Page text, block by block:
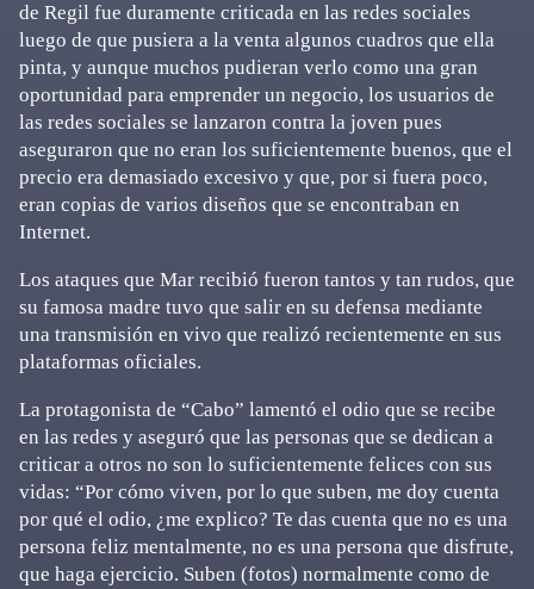
de Regil fue duramente criticada en las redes sociales
luego de que pusiera a la venta algunos cuadros que ella
pinta, y aunque muchos pudieran verlo como una gran
oportunidad para emprender un negocio, los usuarios de
las redes sociales se lanzaron contra la joven pues
aseguraron que no eran los suficientemente buenos, que el
precio era demasiado excesivo y que, por si fuera poco,
eran copias de varios diseños que se encontraban en
Internet.
Los ataques que Mar recibió fueron tantos y tan rudos, que
su famosa madre tuvo que salir en su defensa mediante
una transmisión en vivo que realizó recientemente en sus
plataformas oficiales.
La protagonista de “Cabo” lamentó el odio que se recibe
en las redes y aseguró que las personas que se dedican a
criticar a otros no son lo suficientemente felices con sus
vidas: “Por cómo viven, por lo que suben, me doy cuenta
por qué el odio, ¿me explico? Te das cuenta que no es una
persona feliz mentalmente, no es una persona que disfrute,
que haga ejercicio. Suben (fotos) normalmente como de